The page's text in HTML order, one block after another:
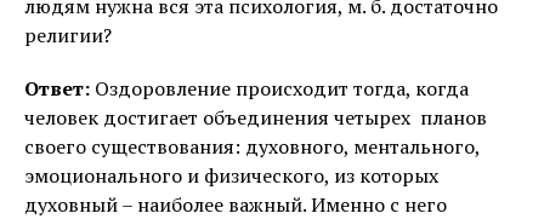
людям нужна вся эта психология, м. б. достаточно
религии?
Ответ: Оздоровление происходит тогда, когда
человек достигает объединения четырех планов
своего существования: духовного, ментального,
эмоционального и физического, из которых
духовный – наиболее важный. Именно с него